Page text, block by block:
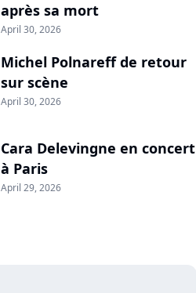
après sa mort
April 30, 2026
Michel Polnareff de retour
sur scène
April 30, 2026
Cara Delevingne en concert
à Paris
April 29, 2026